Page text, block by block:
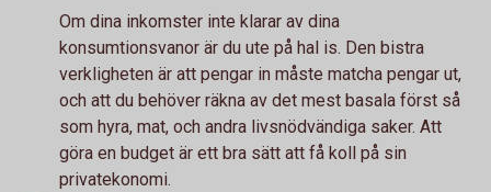
Om dina inkomster inte klarar av dina
konsumtionsvanor är du ute på hal is. Den bistra
verkligheten är att pengar in måste matcha pengar ut,
och att du behöver räkna av det mest basala först så
som hyra, mat, och andra livsnödvändiga saker. Att
göra en budget är ett bra sätt att få koll på sin
privatekonomi.